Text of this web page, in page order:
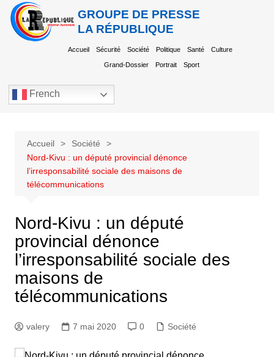
GROUPE DE PRESSE
LA RÉPUBLIQUE
Accueil Sécurité Société Politique Santé Culture
Grand-Dossier Portrait Sport
French
Accueil
Société
Nord-Kivu : un député provincial dénonce
l’irresponsabilité sociale des maisons de
télécommunications
Nord-Kivu : un député
provincial dénonce
l’irresponsabilité sociale des
maisons de
télécommunications
valery 7 mai 2020 0 Société